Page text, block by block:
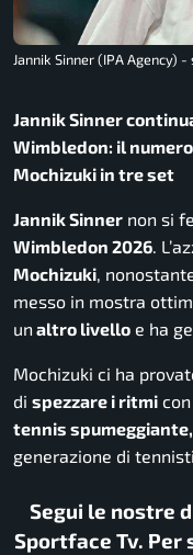
Jannik Sinner (IPA Agency)
Jannik Sinner
Wimbledon: il
Mochizuki in tre set
Jannik Sinner non si
Wimbledon 2026.
Mochizuki,
messo in mostra
un altro livello e ha
Mochizuki ci ha
di spezzare i ritmi
tennis spumeggiante,
generazione di
Segui le nostre
Sportface Tv. Per